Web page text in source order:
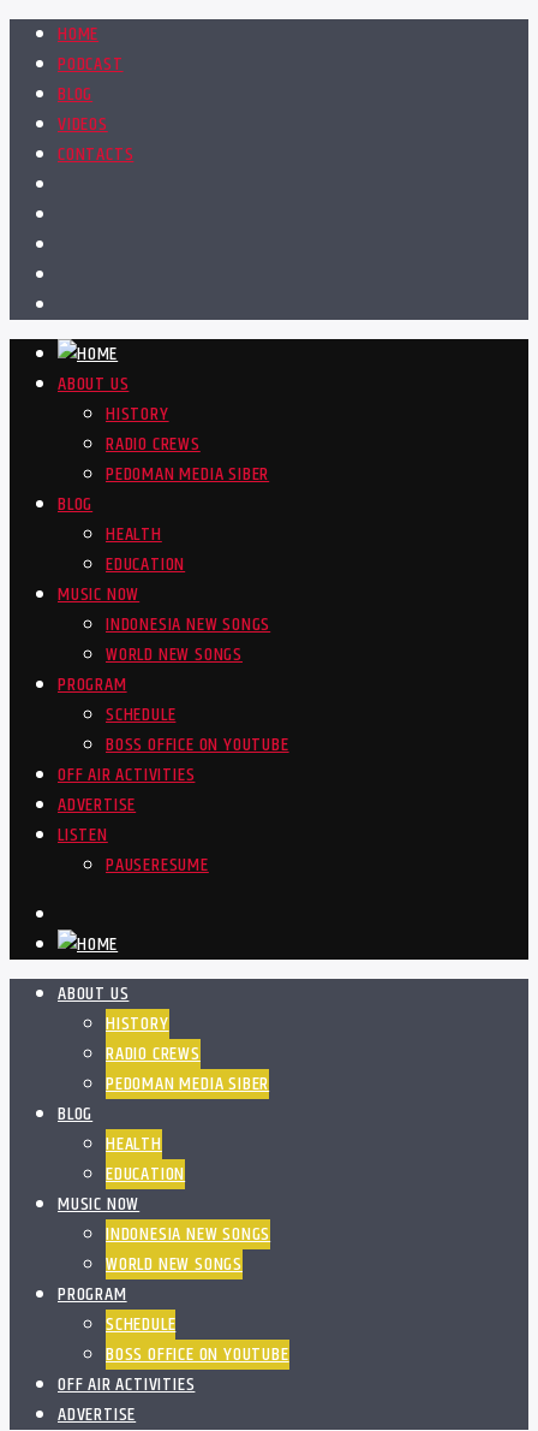
HOME
PODCAST
BLOG
VIDEOS
CONTACTS
ABOUT US
HISTORY
RADIO CREWS
PEDOMAN MEDIA SIBER
BLOG
HEALTH
EDUCATION
MUSIC NOW
INDONESIA NEW SONGS
WORLD NEW SONGS
PROGRAM
SCHEDULE
BOSS OFFICE ON YOUTUBE
OFF AIR ACTIVITIES
ADVERTISE
LISTEN
PAUSERESUME
ABOUT US
HISTORY
RADIO CREWS
PEDOMAN MEDIA SIBER
BLOG
HEALTH
EDUCATION
MUSIC NOW
INDONESIA NEW SONGS
WORLD NEW SONGS
PROGRAM
SCHEDULE
BOSS OFFICE ON YOUTUBE
OFF AIR ACTIVITIES
ADVERTISE